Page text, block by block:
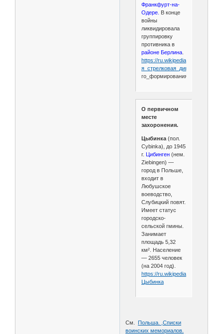
Франкфурт-на-
Одере. В конце
войны
ликвидировала
группировку
противника в
районе Берлина.
https://ru.wikipedia.org/wiki/49-
я_стрелковая_дивизия_
го_формирования)
О первичном
месте
захоронения.
Цыбинка (пол.
Cybinka), до 1945
г.
Цибинген(нем.
Ziebingen) —
город в Польше,
входит в
Любушское
воеводство,
Слубицкий повят.
Имеет статус
городско-
сельской гмины.
Занимает
площадь 5,32
км². Население
— 2655 человек
(на 2004 год).
https://ru.wikipedia.org/wiki/
Цыбинка
См.Польша. ,Списки
воинских мемориалов.